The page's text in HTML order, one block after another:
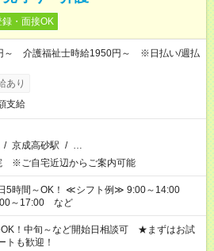
録・面接OK
～ 介護福祉士時給1950円～ ※日払い/週払
あり
支給
/ 京成高砂駅 / …
※ご自宅近辺からご案内可能
シフト例≫ 9:00～14:00
～17:00 など
OK！中旬～など開始日相談可 ★まずはお試
トも歓迎！